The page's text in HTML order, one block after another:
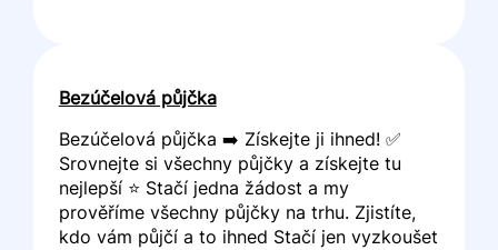
Bezúčelová půjčka
Bezúčelová půjčka ➡️ Získejte ji ihned! ✅
Srovnejte si všechny půjčky a získejte tu
nejlepší ⭐ Stačí jedna žádost a my
prověříme všechny půjčky na trhu. Zjistíte,
kdo vám půjčí a to ihned Stačí jen vyzkoušet